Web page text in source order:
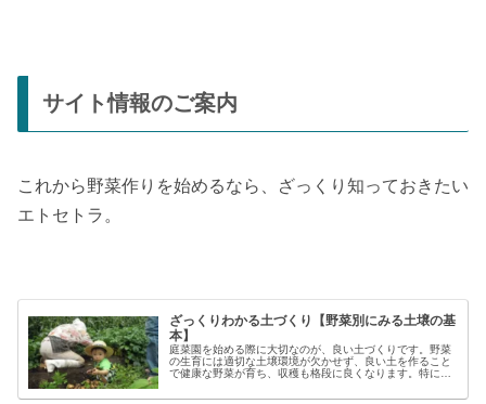
サイト情報のご案内
これから野菜作りを始めるなら、ざっくり知っておきたい
エトセトラ。
ざっくりわかる土づくり【野菜別にみる土壌の基
本】
庭菜園を始める際に大切なのが、良い土づくりです。野菜
の生育には適切な土壌環境が欠かせず、良い土を作ること
で健康な野菜が育ち、収穫も格段に良くなります。特に初
家庭菜園で失敗しないコツと言える...